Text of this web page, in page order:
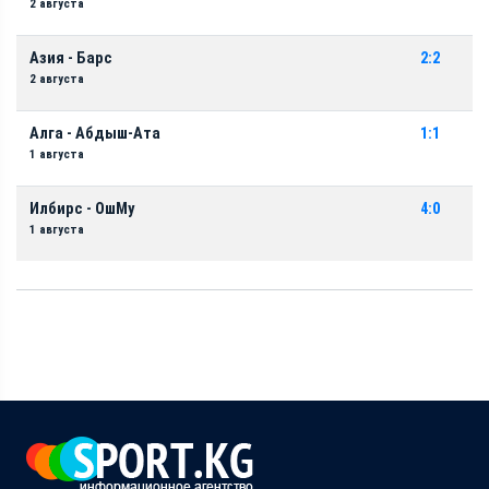
2 августа
Азия - Барс
2 августа
2:2
Алга - Абдыш-Ата
1 августа
1:1
Илбирс - ОшМу
1 августа
4:0